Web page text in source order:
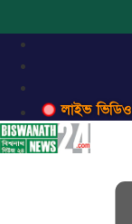
লাইভ ভিডিও